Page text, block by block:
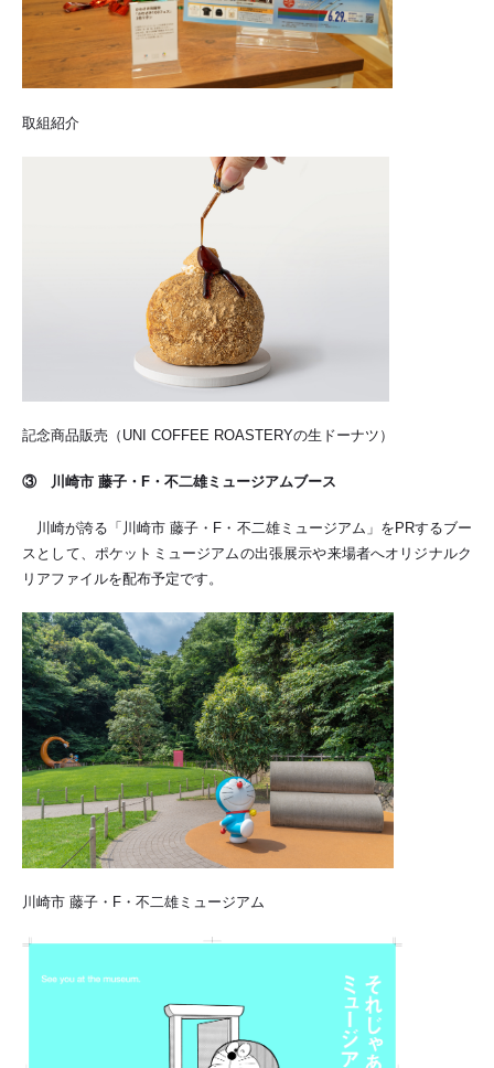
取組紹介
記念商品販売（UNI COFFEE ROASTERYの生ドーナツ）
③ 川崎市 藤子・F・不二雄ミュージアムブース
川崎が誇る「川崎市 藤子・F・不二雄ミュージアム」をPRするブー
スとして、ポケットミュージアムの出張展示や来場者へオリジナルク
リアファイルを配布予定です。
川崎市 藤子・F・不二雄ミュージアム